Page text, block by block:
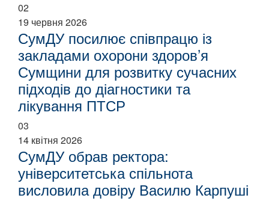
02
19 червня 2026
СумДУ посилює співпрацю із
закладами охорони здоров’я
Сумщини для розвитку сучасних
підходів до діагностики та
лікування ПТСР
03
14 квітня 2026
СумДУ обрав ректора:
університетська спільнота
висловила довіру Василю Карпуші